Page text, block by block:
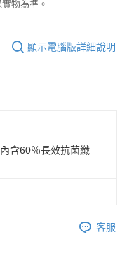
物為準。
顯示電腦版詳細說明
含60％長效抗菌纖
客服